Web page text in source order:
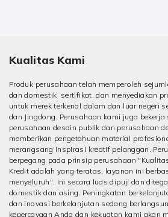
Kualitas Kami
Produk perusahaan telah memperoleh
dan domestik sertifikat, dan menyediakan
untuk merek terkenal dalam dan luar negeri
dan Jingdong. Perusahaan kami juga bekerja
perusahaan desain publik dan perusahaan
memberikan pengetahuan material
merangsang inspirasi kreatif pelanggan.
berpegang pada prinsip perusahaan
Kredit adalah yang teratas, layanan ini
menyeluruh". Ini secara luas dipuji dan
domestik dan asing. Peningkatan
dan inovasi berkelanjutan sedang
kepercayaan Anda dan kekuatan kami akan